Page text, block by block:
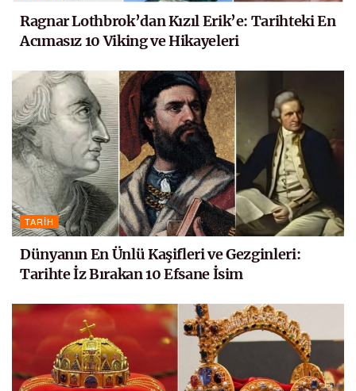
Ragnar Lothbrok’dan Kızıl Erik’e: Tarihteki En
Acımasız 10 Viking ve Hikayeleri
TARIH
Dünyanın En Ünlü Kaşifleri ve Gezginleri:
Tarihte İz Bırakan 10 Efsane İsim